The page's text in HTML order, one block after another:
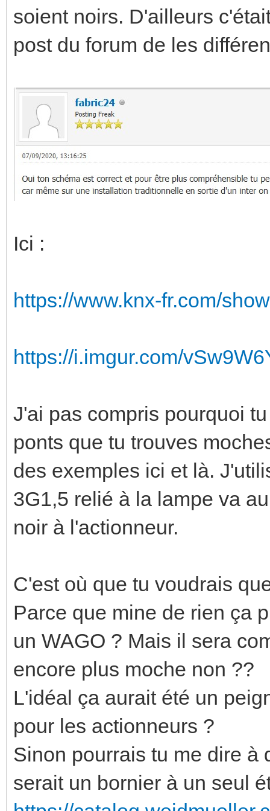
soient noirs. D'ailleurs
post du forum de les
Ici :
https://www.knx-fr.com/
https://i.imgur.com/
J'ai pas compris pourquoi
ponts que tu trouves
des exemples ici et là.
3G1,5 relié à la lampe va
noir à l'actionneur.
C'est où que tu voudrais
Parce que mine de rien ça
un WAGO ? Mais il sera
encore plus moche non ??
L'idéal ça aurait été un
pour les actionneurs ?
Sinon pourrais tu me dire à
serait un bornier à un seul